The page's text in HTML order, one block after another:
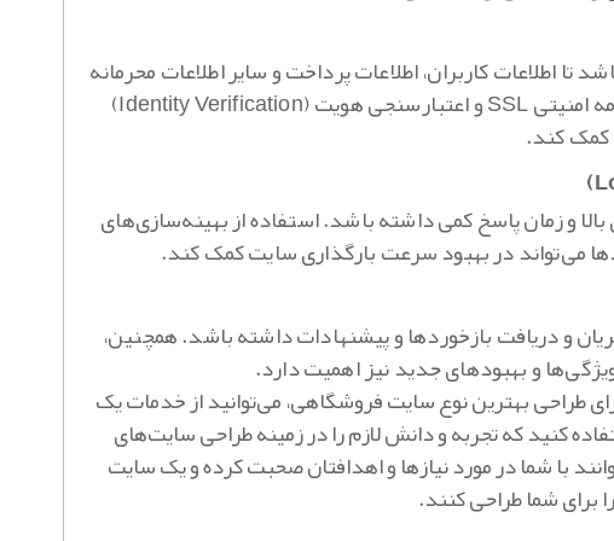
تا اطلاعات کاربران، اطلاعات پرداخت و سایر اطلاعات محرمانه
محافظت شوند. استفاده از گواهینامه امنیتی SSL و اعتبارسنجی هویت (Identity Verification)
کمک کند.
و زمان پاسخ کمی داشته باشد. استفاده از بهینه‌سازی‌های
می‌تواند در بهبود سرعت بارگذاری سایت کمک کند.
و دریافت بازخوردها و پیشنهادات داشته باشد. همچنین،
و بهبودهای جدید نیز اهمیت دارد.
طراحی بهترین نوع سایت فروشگاهی، می‌توانید از خدمات یک
کنید که تجربه و دانش لازم را در زمینه طراحی سایت‌های
با شما در مورد نیازها و اهدافتان صحبت کرده و یک سایت
شما طراحی کنند.